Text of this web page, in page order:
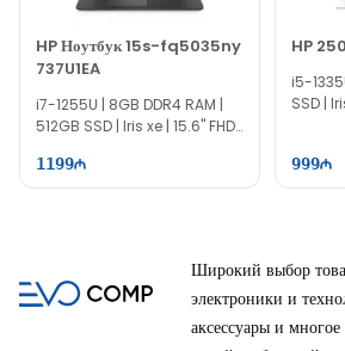
HP Ноутбук 15s-fq5035ny
737U1EA
i7-1255U | 8GB DDR4 RAM |
512GB SSD | Iris xe | 15.6" FHD |
1199
HP
i5-
SSD |
999
Широкий выбор
электроники и
аксессуары и